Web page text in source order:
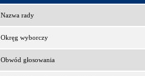
Nazwa rady
Okręg wyborczy
Obwód głosowania